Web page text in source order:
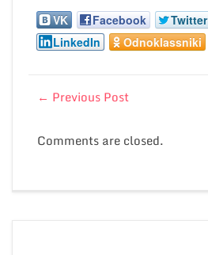
VK Facebook Twitter
LinkedIn
Odnoklassniki
← Previous Post
Comments are closed.